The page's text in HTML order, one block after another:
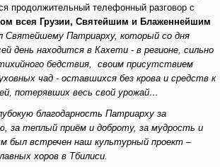
продолжительный телефонный разговор с
всея Грузии, Святейшим и Блаженнейшим
Святейшему Патриарху, который со дня
день находится в Кахети - в регионе, сильно
бедствия, своим присутствием
чад - оставшихся без крова и средств к
потерявших весь свой урожай…
благодарность Патриарху за
за теплый приём и доброту, за мудрость и
был встречен наш культурный проект –
хоров в Тбилиси.